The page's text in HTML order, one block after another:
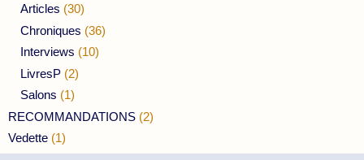
Articles (30)
Chroniques (36)
Interviews (10)
LivresP (2)
Salons (1)
RECOMMANDATIONS (2)
Vedette (1)